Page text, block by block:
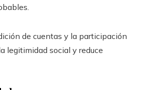
de cuentas y la participación
legitimidad social y reduce